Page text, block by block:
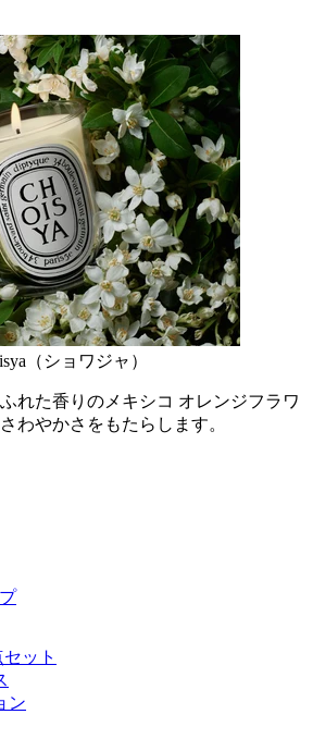
（ショワジャ）
れた香りのメキシコ オレンジフラワ
わやかさをもたらします。
ット
ン